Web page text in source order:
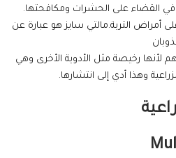
في القضاء على الحشرات ومكافحتها.
أمراض التربة.مالتي سايز هو عبارة عن
لأنها رخيصة مثل الأدوية الأخرى وهي
وهذا أدي إلى انتشارها.